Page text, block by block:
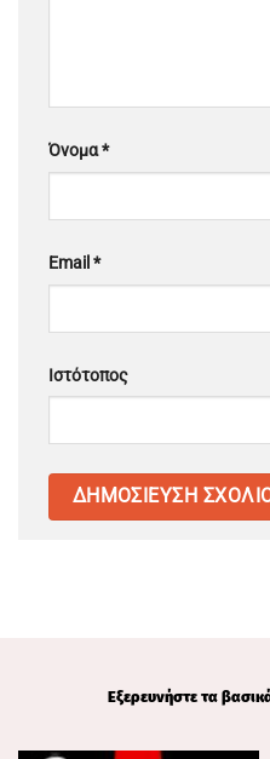
Όνομα*
Email *
Ιστότοπος
Εξερευνήστε τα